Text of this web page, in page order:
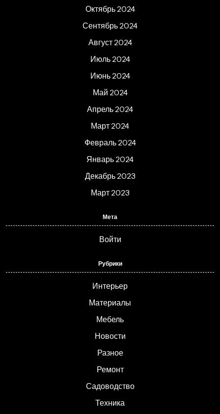
Октябрь 2024
Сентябрь 2024
Август 2024
Июль 2024
Июнь 2024
Май 2024
Апрель 2024
Март 2024
Февраль 2024
Январь 2024
Декабрь 2023
Март 2023
Мета
Войти
Рубрики
Интерьер
Материалы
Мебель
Новости
Разное
Ремонт
Садоводство
Техника